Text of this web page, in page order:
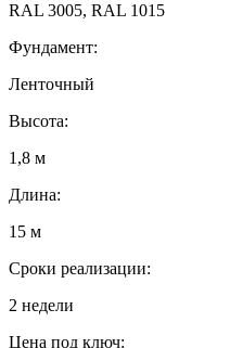
RAL 3005, RAL 1015
Фундамент:
Ленточный
Высота:
1,8 м
Длина:
15 м
Сроки реализации:
2 недели
Цена под ключ: